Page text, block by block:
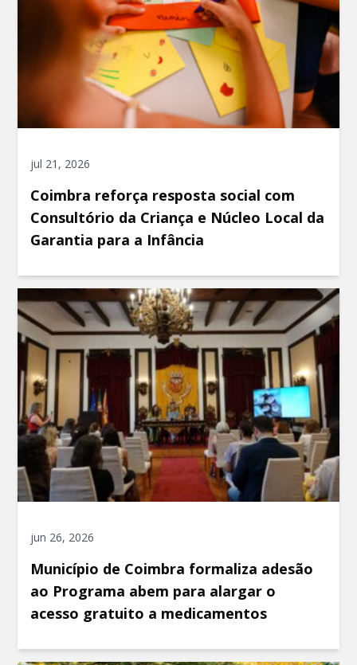
jul 21, 2026
Coimbra reforça resposta social com
Consultório da Criança e Núcleo Local da
Garantia para a Infância
jun 26, 2026
Município de Coimbra formaliza adesão
ao Programa abem para alargar o
acesso gratuito a medicamentos